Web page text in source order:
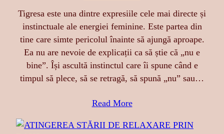
Tigresa este una dintre expresiile cele mai directe și
instinctuale ale energiei feminine. Este partea din
tine care simte pericolul înainte să ajungă aproape.
Ea nu are nevoie de explicații ca să știe că „nu e
bine”. Își ascultă instinctul care îi spune când e
timpul să plece, să se retragă, să spună „nu” sau…
Read More